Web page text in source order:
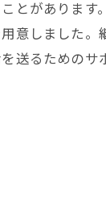
とがありま
意しました。
送るためのサ